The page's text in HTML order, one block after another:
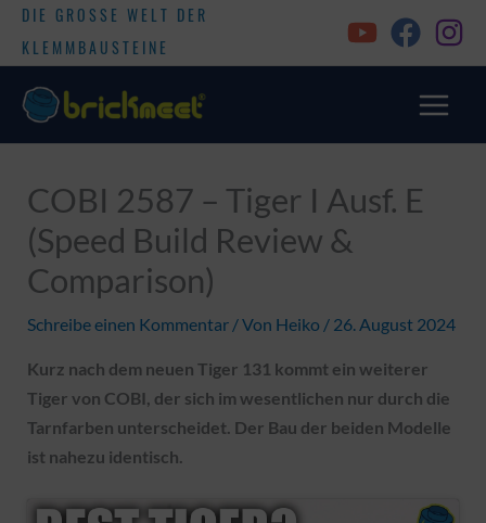
DIE GROSSE WELT DER
KLEMMBAUSTEINE
COBI 2587 – Tiger I Ausf. E
(Speed Build Review &
Comparison)
Schreibe einen Kommentar / Von Heiko / 26. August 2024
Kurz nach dem neuen Tiger 131 kommt ein weiterer
Tiger von COBI, der sich im wesentlichen nur durch die
Tarnfarben unterscheidet. Der Bau der beiden Modelle
ist nahezu identisch.